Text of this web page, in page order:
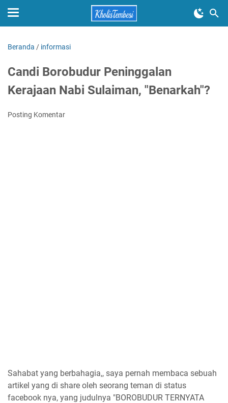
Beranda / informasi
Candi Borobudur Peninggalan
Kerajaan Nabi Sulaiman, "Benarkah"?
Posting Komentar
Sahabat yang berbahagia,, saya pernah membaca sebuah
artikel yang di share oleh seorang teman di status
facebook nya, yang judulnya "BOROBUDUR TERNYATA